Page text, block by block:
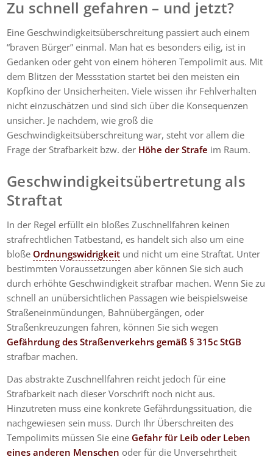
Zu schnell gefahren – und jetzt?
Eine Geschwindigkeitsüberschreitung passiert auch einem
“braven Bürger” einmal. Man hat es besonders eilig, ist in
Gedanken oder geht von einem höheren Tempolimit aus. Mit
dem Blitzen der Messstation startet bei den meisten ein
Kopfkino der Unsicherheiten. Viele wissen ihr Fehlverhalten
nicht einzuschätzen und sind sich über die Konsequenzen
unsicher. Je nachdem, wie groß die
Geschwindigkeitsüberschreitung war, steht vor allem die
Frage der Strafbarkeit bzw. der Höhe der Strafe im Raum.
Geschwindigkeitsübertretung als
Straftat
In der Regel erfüllt ein bloßes Zuschnellfahren keinen
strafrechtlichen Tatbestand, es handelt sich also um eine
bloße Ordnungswidrigkeit und nicht um eine Straftat. Unter
bestimmten Voraussetzungen aber können Sie sich auch
durch erhöhte Geschwindigkeit strafbar machen. Wenn Sie zu
schnell an unübersichtlichen Passagen wie beispielsweise
Straßeneinmündungen, Bahnübergängen, oder
Straßenkreuzungen fahren, können Sie sich wegen
Gefährdung des Straßenverkehrs gemäß § 315c StGB
strafbar machen.
Das abstrakte Zuschnellfahren reicht jedoch für eine
Strafbarkeit nach dieser Vorschrift noch nicht aus.
Hinzutreten muss eine konkrete Gefährdungssituation, die
nachgewiesen sein muss. Durch Ihr Überschreiten des
Tempolimits müssen Sie eine Gefahr für Leib oder Leben
eines anderen Menschen oder für die Unversehrtheit